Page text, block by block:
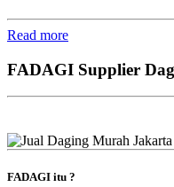
Read more
FADAGI Supplier
FADAGI itu ?